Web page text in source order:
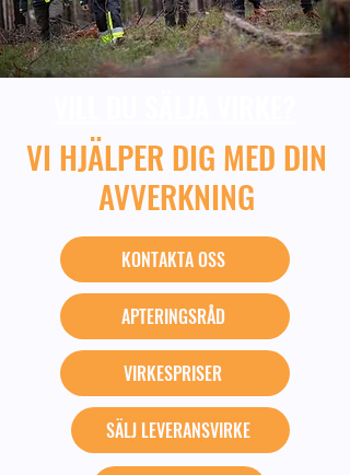
VI HJÄLPER DIG MED DIN
AVVERKNING
KONTAKTA OSS
APTERINGSRÅD
VIRKESPRISER
SÄLJ LEVERANSVIRKE